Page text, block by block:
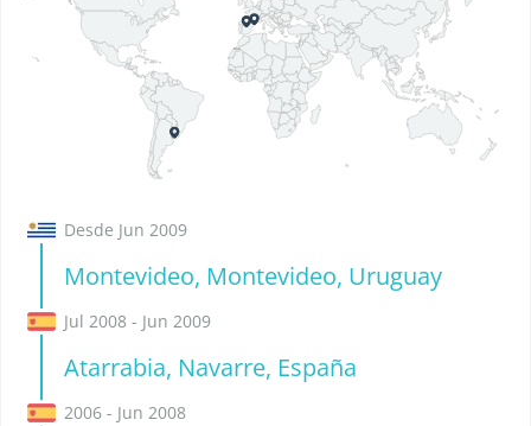
Desde Jun 2009
Montevideo, Montevideo, Uruguay
Jul 2008 - Jun 2009
Atarrabia, Navarre, España
2006 - Jun 2008